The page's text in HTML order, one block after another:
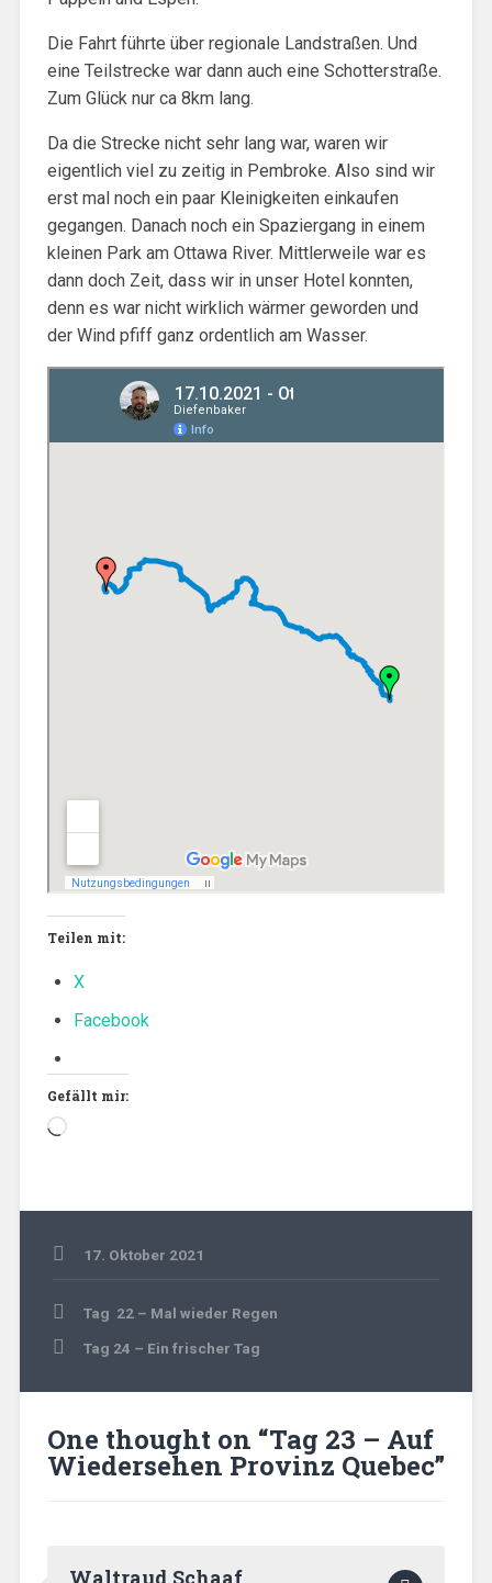
Die Fahrt führte über regionale Landstraßen. Und
eine Teilstrecke war dann auch eine Schotterstraße.
Zum Glück nur ca 8km lang.
Da die Strecke nicht sehr lang war, waren wir
eigentlich viel zu zeitig in Pembroke. Also sind wir
erst mal noch ein paar Kleinigkeiten einkaufen
gegangen. Danach noch ein Spaziergang in einem
kleinen Park am Ottawa River. Mittlerweile war es
dann doch Zeit, dass wir in unser Hotel konnten,
denn es war nicht wirklich wärmer geworden und
der Wind pfiff ganz ordentlich am Wasser.
Teilen mit:
X
Facebook
Gefällt mir:
Wird
17. Oktober 2021
2021
Beitragsnavigation
Tag 22 – Mal wieder Regen
Tag 24 – Ein frischer Tag
One thought on “Tag 23 – Auf
Wiedersehen Provinz Quebec”
Waltraud Schaaf